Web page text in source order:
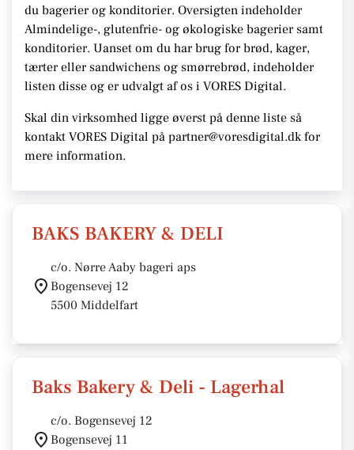
du bagerier og konditorier. Oversigten indeholder
Almindelige-, glutenfrie- og økologiske bagerier samt
konditorier. Uanset om du har brug for brød, kager,
tærter eller sandwichens og smørrebrød, indeholder
listen disse og er udvalgt af os i VORES Digital.
Skal din virksomhed ligge øverst på denne liste så
kontakt VORES Digital på partner@voresdigital.dk for
mere information.
BAKS BAKERY & DELI
c/o. Nørre Aaby bageri aps
Bogensevej 12
5500 Middelfart
Baks Bakery & Deli - Lagerhal
c/o. Bogensevej 12
Bogensevej 11